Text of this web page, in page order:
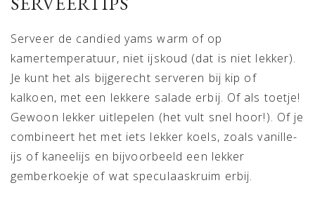
Serveer de candied yams warm of op
kamertemperatuur, niet ijskoud (dat is niet lekker).
Je kunt het als bijgerecht serveren bij kip of
kalkoen, met een lekkere salade erbij. Of als toetje!
Gewoon lekker uitlepelen (het vult snel hoor!). Of je
combineert het met iets lekker koels, zoals vanille-
ijs of kaneelijs en bijvoorbeeld een lekker
gemberkoekje of wat speculaaskruim erbij.